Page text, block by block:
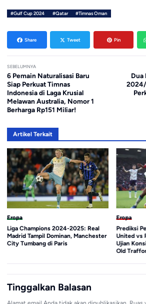
#Gulf Cup 2024 #Qatar #Timnas Oman
Share Tweet Pin
SEBELUMNYA
6 Pemain Naturalisasi Baru
Siap Perkuat Timnas
Indonesia di Laga Krusial
Melawan Australia, Nomor 1
Berharga Rp151 Miliar!
Dua
Artikel Terkait
Eropa
Liga Champions 2024-2025: Real
Madrid Tampil Dominan, Manchester
City Tumbang di Paris
Eropa
Prediksi
United vs
Ujian
Old
Tinggalkan Balasan